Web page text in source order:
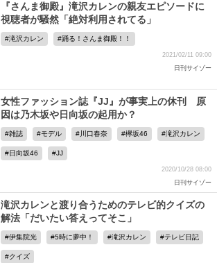
『さんま御殿』滝沢カレンの親友エピソードに
視聴者が騒然「絶対利用されてる」
滝沢カレン 踊る！さんま御殿！！
2021/02/11 09:00
日刊サイゾー
女性ファッション誌『JJ』が事実上の休刊 原
因は乃木坂や日向坂の起用か？
雑誌 モデル 川口春奈 欅坂46 滝沢カレン
日向坂46 JJ
2020/10/28 08:00
日刊サイゾー
滝沢カレンと渡り合うためのテレビ的クイズの
解法「だいたい答えってそこ」
伊集院光 5時に夢中！ 滝沢カレン テレビ日記
クイズ